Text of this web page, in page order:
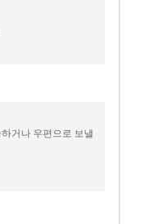
거나 우편으로 보낼